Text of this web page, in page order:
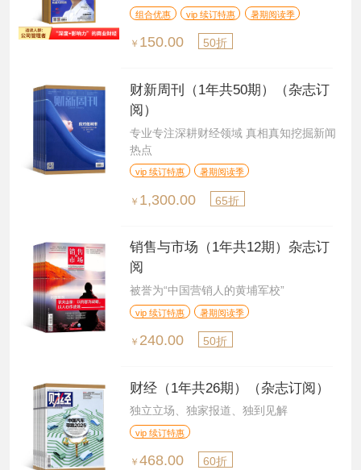
组合优惠 vip 续订特惠 暑期阅读季
￥ 150.00 50折
财新周刊（1年共50期）（杂志订
阅）
专业专注深耕财经领域 真相真知挖掘新闻
热点
vip 续订特惠 暑期阅读季
￥ 1,300.00 65折
销售与市场（1年共12期）杂志订
阅
被誉为“中国营销人的黄埔军校”
vip 续订特惠 暑期阅读季
￥ 240.00 50折
财经（1年共26期）（杂志订阅）
独立立场、独家报道、独到见解
vip 续订特惠
￥468.00 60折